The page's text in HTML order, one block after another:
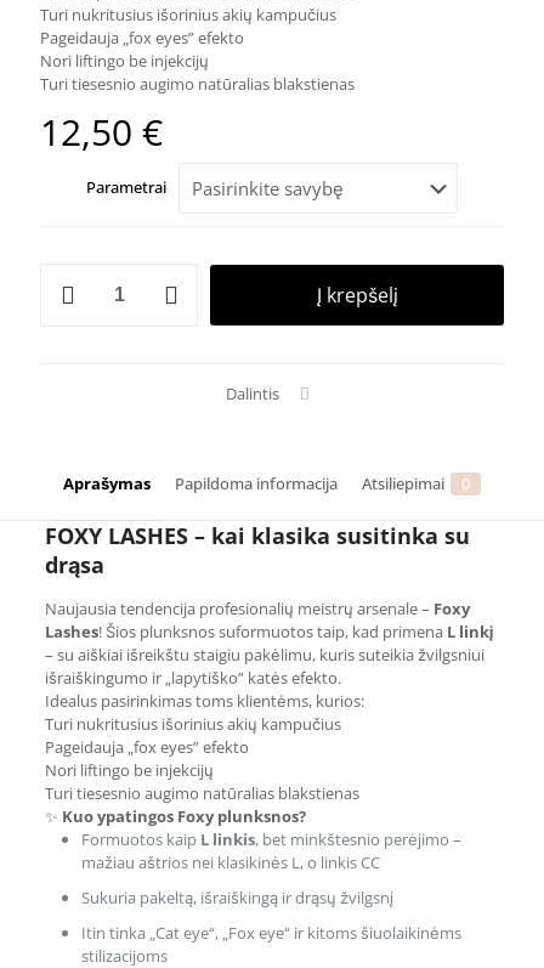
Turi nukritusius išorinius akių kampučius
Pageidauja „fox eyes” efekto
Nori liftingo be injekcijų
Turi tiesesnio augimo natūralias blakstienas
12,50 €
Parametrai
Į krepšelį
Dalintis
Aprašymas Papildoma informacija Atsiliepimai 0
FOXY LASHES – kai klasika susitinka su
drąsa
Naujausia tendencija profesionalių meistrų arsenale – Foxy
Lashes! Šios plunksnos suformuotos taip, kad primena L linkį
– su aiškiai išreikštu staigiu pakėlimu, kuris suteikia žvilgsniui
išraiškingumo ir „lapytiško” katės efekto.
Idealus pasirinkimas toms klientėms, kurios:
Turi nukritusius išorinius akių kampučius
Pageidauja „fox eyes” efekto
Nori liftingo be injekcijų
Turi tiesesnio augimo natūralias blakstienas
✨ Kuo ypatingos Foxy plunksnos?
Formuotos kaip L linkis, bet minkštesnio perėjimo –
mažiau aštrios nei klasikinės L, o linkis CC
Sukuria pakeltą, išraiškingą ir drąsų žvilgsnį
Itin tinka „Cat eye“, „Fox eye“ ir kitoms šiuolaikinėms
stilizacijoms